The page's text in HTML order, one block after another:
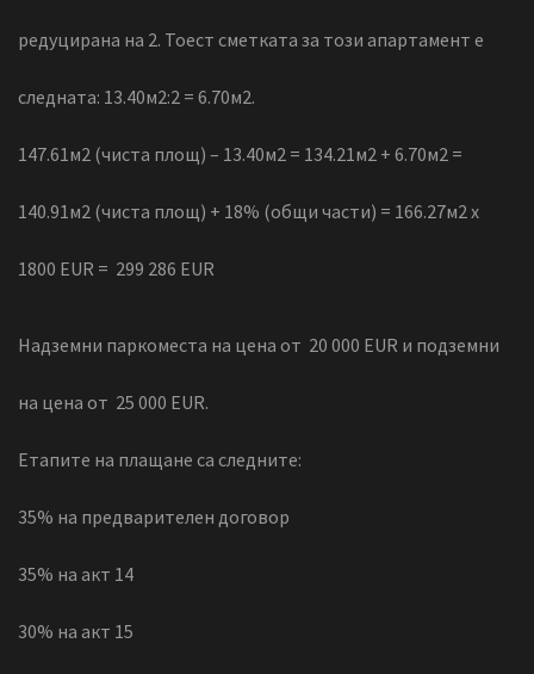
редуцирана на 2. Тоест сметката за този апартамент е
следната: 13.40м2:2 = 6.70м2.
147.61м2 (чиста площ) – 13.40м2 = 134.21м2 + 6.70м2 =
140.91м2 (чиста площ) + 18% (общи части) = 166.27м2 x
1800 ЕUR = 299 286 EUR
Надземни паркоместа на цена от 20 000 EUR и подземни
на цена от 25 000 EUR.
Етапите на плащане са следните:
35% на предварителен договор
35% на акт 14
30% на акт 15